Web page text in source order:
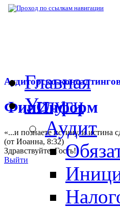
Аудиторско-
ФинИнформ
«...и познаете истину, и истина
(от Иоанна, 8:32)
Здравствуйте,Гость!
Выйти
Главная
Услуги
Аудит